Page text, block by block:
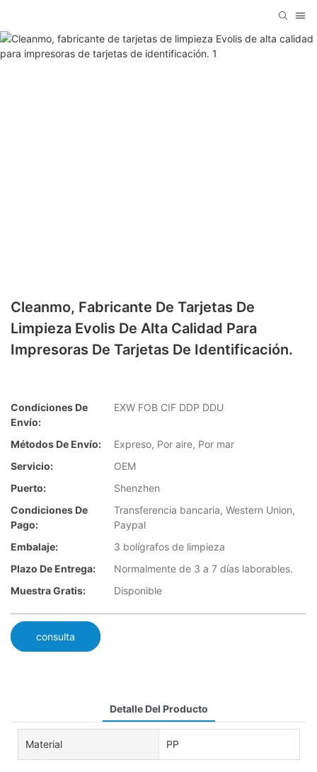
Cleanmo, Fabricante De Tarjetas De
Limpieza Evolis De Alta Calidad Para
Impresoras De Tarjetas De Identificación.
Condiciones De
Envío:
EXW FOB CIF DDP DDU
Métodos De Envío:
Expreso, Por aire, Por mar
Servicio:
OEM
Puerto:
Shenzhen
Condiciones De
Pago:
Transferencia bancaria, Western Union,
Paypal
Embalaje:
3 bolígrafos de limpieza
Plazo De Entrega:
Normalmente de 3 a 7 días laborables.
Muestra Gratis:
Disponible
consulta
Detalle Del Producto
Material PP